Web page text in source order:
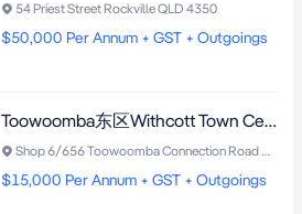
54 Priest Street Rockville QLD 4350
$50,000 Per Annum + GST + Outgoings
Toowoomba东区Withcott Town Centre精品零售铺，43平米，近CBD，紧邻加油站与酒店，社区开发超百住宅，充足停车，灵活经营。
Shop 6/656 Toowoomba Connection Road Withcott QLD 4352
$15,000 Per Annum + GST + Outgoings